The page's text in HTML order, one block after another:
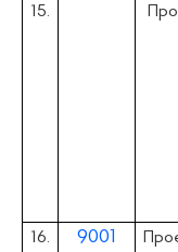
15.
16. 9001